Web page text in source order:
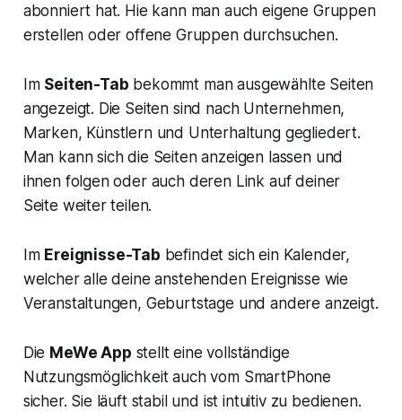
abonniert hat. Hie kann man auch eigene Gruppen
erstellen oder offene Gruppen durchsuchen.
Im Seiten-Tab bekommt man ausgewählte Seiten
angezeigt. Die Seiten sind nach Unternehmen,
Marken, Künstlern und Unterhaltung gegliedert.
Man kann sich die Seiten anzeigen lassen und
ihnen folgen oder auch deren Link auf deiner
Seite weiter teilen.
Im Ereignisse-Tab befindet sich ein Kalender,
welcher alle deine anstehenden Ereignisse wie
Veranstaltungen, Geburtstage und andere anzeigt.
Die MeWe App stellt eine vollständige
Nutzungsmöglichkeit auch vom SmartPhone
sicher. Sie läuft stabil und ist intuitiv zu bedienen.